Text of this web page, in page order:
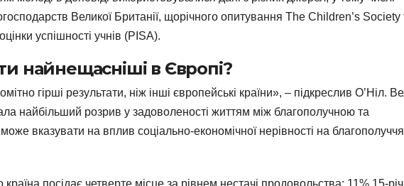
Великої Британії, щорічного опитування The Children’s Society
успішності учнів (PISA).
найнещасніші в Європі?
гірші результати, ніж інші європейські країни», – підкреслив О’Ніл.
найбільший розрив у задоволеності життям між благополучною та
вказувати на вплив соціально-економічної нерівності на благополуччя
країна посідає четверте місце за рівнем нестачі продовольства: 11% 15-